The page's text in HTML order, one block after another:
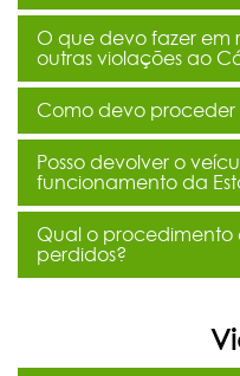
O que devo fazer em
outras violações ao
Como devo proceder
Posso devolver o
funcionamento da
Qual o procedimento
perdidos?